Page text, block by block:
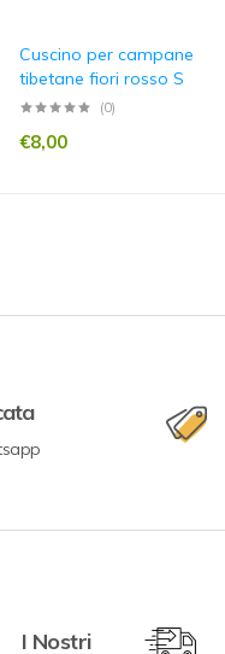
Cuscino per campane
tibetane fiori rosso S
(0)
€8,00
I Nostri